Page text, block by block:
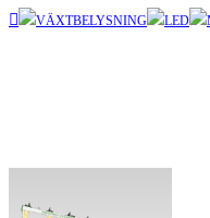
VÄXTBELYSNING LED